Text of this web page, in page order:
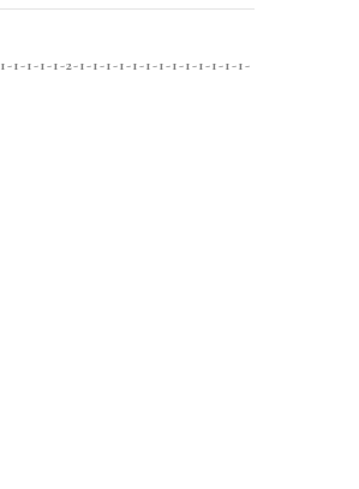
1-1-1-2-1-1-1-1-1-1-1-1-1-1-1-1-1-